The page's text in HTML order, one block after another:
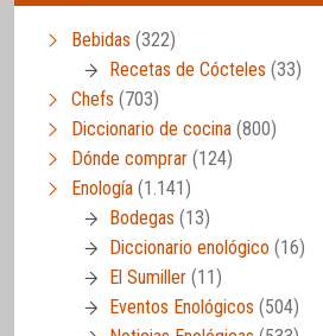
Bebidas (322)
Recetas de Cócteles (33)
Chefs (703)
Diccionario de cocina (800)
Dónde comprar (124)
Enología (1.141)
Bodegas (13)
Diccionario enológico (16)
El Sumiller (11)
Eventos Enológicos (504)